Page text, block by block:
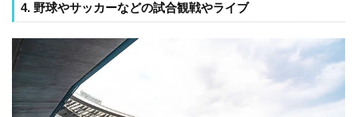
4. 野球やサッカーなどの試合観戦やライブ